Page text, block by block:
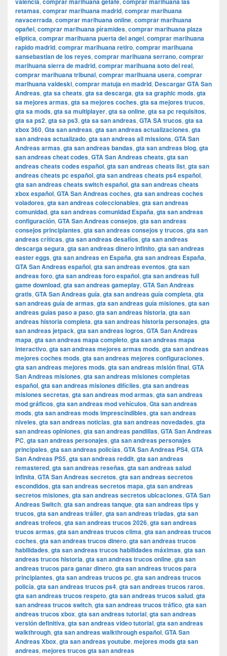
retamas, comprar marihuana madrid, comprar marihuana
navacerrada, comprar marihuana online, comprar marihuana
opañel, comprar marihuana pìramides, comprar marihuana plaza
eliptica, comprar marihuana puerta del angel, comprar marihuana
rapido madrid, comprar marihuana retiro, comprar marihuana
sansebastian de los reyes, comprar marihuana serrano, comprar
marihuana sierra de madrid, comprar marihuana soto del real,
comprar marihuana tribunal, comprar marihuana usera, comprar
marihuana valdeski, comprar matuja en madrid, Descargar GTA San
Andreas, gta sa cheats, gta sa descarga, gta sa graphic mods, gta
sa mejores armas, gta sa mejores coches, gta sa mejores trucos,
gta sa mods, gta sa multiplayer, gta sa online, gta sa pc requisitos,
gta sa ps2, gta sa ps3, gta sa san andreas, GTA SA trucos, gta sa
xbox 360, Gta san andreas, gta san andreas actualizaciones, gta
san andreas actualizado, gta san andreas all missions, GTA San
Andreas armas, gta san andreas bandas, gta san andreas blog, gta
san andreas cheat codes, GTA San Andreas cheats, gta san
andreas cheats codes español, gta san andreas cheats list, gta san
andreas cheats pc español, gta san andreas cheats ps4 español,
gta san andreas cheats switch español, gta san andreas cheats
xbox español, GTA San Andreas coches, gta san andreas coches
voladores, gta san andreas coleccionables, gta san andreas
comunidad, gta san andreas comunidad España, gta san andreas
configuración, GTA San Andreas consejos, gta san andreas
consejos principiantes, gta san andreas consejos y trucos, gta san
andreas críticas, gta san andreas desafíos, gta san andreas
descarga segura, gta san andreas dinero infinito, gta san andreas
easter eggs, gta san andreas en España, gta san andreas España,
GTA San Andreas español, gta san andreas eventos, gta san
andreas foro, gta san andreas foro español, gta san andreas full
game download, gta san andreas gameplay, GTA San Andreas
gratis, GTA San Andreas guía, gta san andreas guía completa, gta
san andreas guía de armas, gta san andreas guía misiones, gta san
andreas guías paso a paso, gta san andreas historia, gta san
andreas historia completa, gta san andreas historia personajes, gta
san andreas jetpack, gta san andreas logros, GTA San Andreas
mapa, gta san andreas mapa completo, gta san andreas mapa
interactivo, gta san andreas mejores armas mods, gta san andreas
mejores coches mods, gta san andreas mejores configuraciones,
gta san andreas mejores mods, gta san andreas misión final, GTA
San Andreas misiones, gta san andreas misiones completas
español, gta san andreas misiones difíciles, gta san andreas
misiones secretas, gta san andreas mod armas, gta san andreas
mod gráficos, gta san andreas mod vehículos, Gta san andreas
mods, gta san andreas mods imprescindibles, gta san andreas
niveles, gta san andreas noticias, gta san andreas novedades, gta
san andreas opiniones, gta san andreas pandillas, GTA San Andreas
PC, gta san andreas personajes, gta san andreas personajes
principales, gta san andreas policías, GTA San Andreas PS4, GTA
San Andreas PS5, gta san andreas reddit, gta san andreas
remastered, gta san andreas reseñas, gta san andreas salud
infinita, GTA San Andreas secretos, gta san andreas secretos
escondidos, gta san andreas secretos mapa, gta san andreas
secretos misiones, gta san andreas secretos ubicaciones, GTA San
Andreas Switch, gta san andreas tanque, gta san andreas tips y
trucos, gta san andreas tráiler, gta san andreas triadas, gta san
andreas trofeos, gta san andreas trucos 2026, gta san andreas
trucos armas, gta san andreas trucos clima, gta san andreas trucos
coches, gta san andreas trucos dinero, gta san andreas trucos
habilidades, gta san andreas trucos habilidades máximas, gta san
andreas trucos historia, gta san andreas trucos online, gta san
andreas trucos para ganar dinero, gta san andreas trucos para
principiantes, gta san andreas trucos pc, gta san andreas trucos
policía, gta san andreas trucos ps4, gta san andreas trucos raros,
gta san andreas trucos respeto, gta san andreas trucos salud, gta
san andreas trucos switch, gta san andreas trucos tráfico, gta san
andreas trucos xbox, gta san andreas tutorial, gta san andreas
versión definitiva, gta san andreas video tutorial, gta san andreas
walkthrough, gta san andreas walkthrough español, GTA San
Andreas Xbox, gta san andreas youtube, mejores mods gta san
andreas, mejores trucos gta san andreas